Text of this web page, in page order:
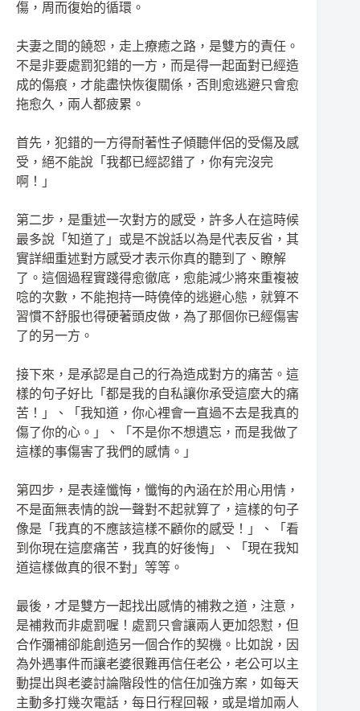
傷，周而復始的循環。
夫妻之間的饒恕，走上療癒之路，是雙方的責任。
不是非要處罰犯錯的一方，而是得一起面對已經造
成的傷痕，才能盡快恢復關係，否則愈逃避只會愈
拖愈久，兩人都疲累。
首先，犯錯的一方得耐著性子傾聽伴侶的受傷及感
受，絕不能說「我都已經認錯了，你有完沒完
啊！」
第二步，是重述一次對方的感受，許多人在這時候
最多說「知道了」或是不說話以為是代表反省，其
實詳細重述對方感受才表示你真的聽到了、瞭解
了。這個過程實踐得愈徹底，愈能減少將來重複被
唸的次數，不能抱持一時僥倖的逃避心態，就算不
習慣不舒服也得硬著頭皮做，為了那個你已經傷害
了的另一方。
接下來，是承認是自己的行為造成對方的痛苦。這
樣的句子好比「 都是我的自私讓你承受這麼大的痛
苦！」、「我知道，你心裡會一直過不去是我真的
傷了你的心。」、「不是你不想遺忘，而是我做了
這樣的事傷害了我們的感情。」
第四步，是表達懺悔，懺悔的內涵在於用心用情，
不是面無表情的說一聲對不起就算了，這樣的句子
像是「我真的不應該這樣不顧你的感受！」、「看
到你現在這麼痛苦，我真的好後悔」、「現在我知
道這樣做真的很不對」等等。
最後，才是雙方一起找出感情的補救之道，注意，
是補救而非處罰喔！處罰只會讓兩人更加怨懟 ，但
合作彌補卻能創造另一個合作的契機。比如說，因
為外遇事件而讓老婆很難再信任老公，老公可以主
動提出與老婆討論階段性的信任加強方案，如每天
主動多打幾次電話，每日行程回報，或是增加兩人